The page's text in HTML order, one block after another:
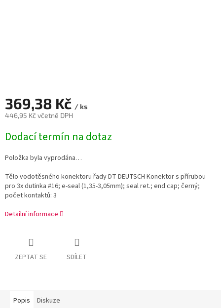
369,38 Kč / ks
446,95 Kč včetně DPH
cena:
Dodací termín na dotaz
Položka byla vyprodána…
Tělo vodotěsného konektoru řady DT DEUTSCH Konektor s přírubou
pro 3x dutinka #16; e-seal (1,35-3,05mm); seal ret.; end cap; černý;
počet kontaktů: 3
Detailní informace
ZEPTAT SE SDÍLET
Popis Diskuze